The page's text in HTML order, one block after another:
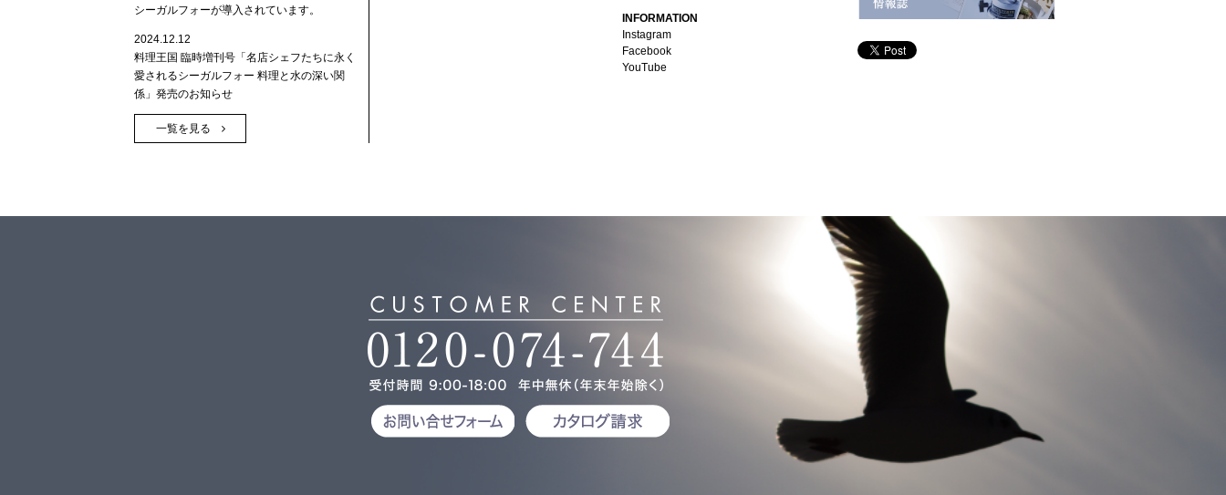
シーガルフォーが導入されています。
2024.12.12
料理王国 臨時増刊号「名店シェフたちに永く
愛されるシーガルフォー 料理と水の深い関
係」発売のお知らせ
一覧を見る
INFORMATION
Instagram
Facebook
YouTube